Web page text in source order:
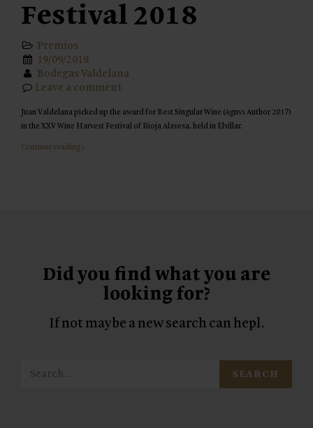
Festival 2018
Premios
19/09/2018
Bodegas Valdelana
Leave a comment
Juan Valdelana picked up the award for Best Singular Wine (Agnvs Author 2017)
in the XXV Wine Harvest Festival of Rioja Alavesa, held in Elvillar.
Continue reading
Did you find what you are
looking for?
If not maybe a new search can hepl.
SEARCH